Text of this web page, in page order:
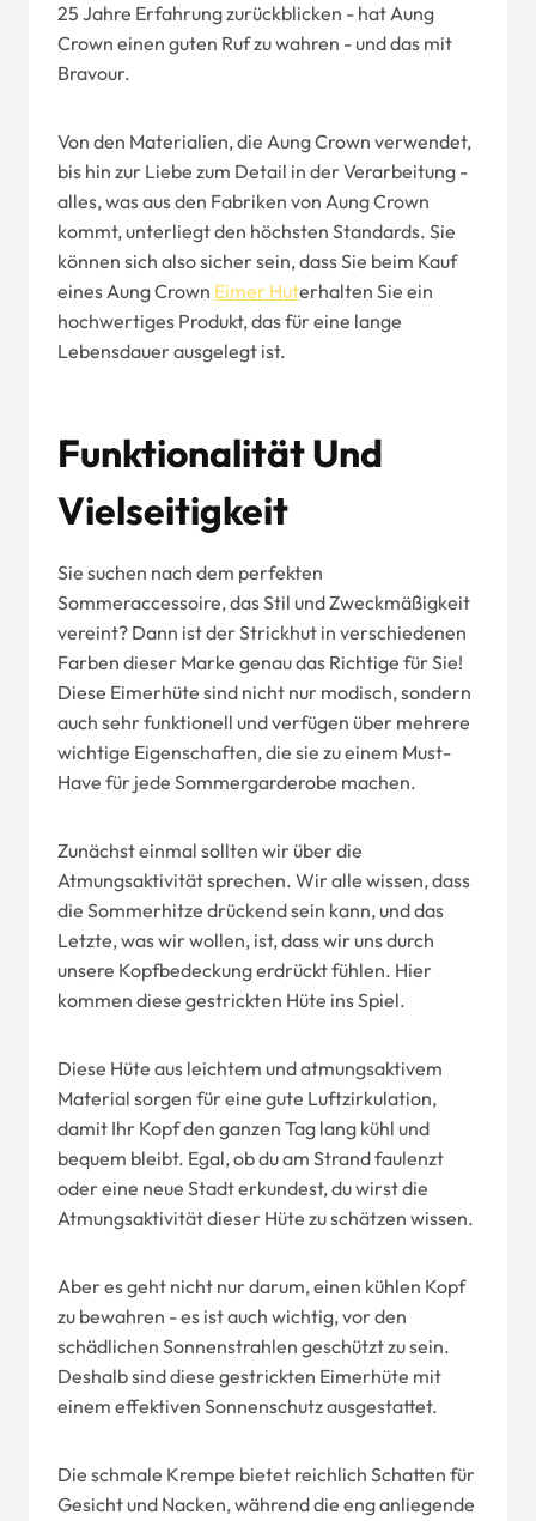
25 Jahre Erfahrung zurückblicken - hat Aung
Crown einen guten Ruf zu wahren - und das mit
Bravour.
Von den Materialien, die Aung Crown verwendet,
bis hin zur Liebe zum Detail in der Verarbeitung -
alles, was aus den Fabriken von Aung Crown
kommt, unterliegt den höchsten Standards. Sie
können sich also sicher sein, dass Sie beim Kauf
eines Aung Crown Eimer Huterhalten Sie ein
hochwertiges Produkt, das für eine lange
Lebensdauer ausgelegt ist.
Funktionalität Und
Vielseitigkeit
Sie suchen nach dem perfekten
Sommeraccessoire, das Stil und Zweckmäßigkeit
vereint? Dann ist der Strickhut in verschiedenen
Farben dieser Marke genau das Richtige für Sie!
Diese Eimerhüte sind nicht nur modisch, sondern
auch sehr funktionell und verfügen über mehrere
wichtige Eigenschaften, die sie zu einem Must-
Have für jede Sommergarderobe machen.
Zunächst einmal sollten wir über die
Atmungsaktivität sprechen. Wir alle wissen, dass
die Sommerhitze drückend sein kann, und das
Letzte, was wir wollen, ist, dass wir uns durch
unsere Kopfbedeckung erdrückt fühlen. Hier
kommen diese gestrickten Hüte ins Spiel.
Diese Hüte aus leichtem und atmungsaktivem
Material sorgen für eine gute Luftzirkulation,
damit Ihr Kopf den ganzen Tag lang kühl und
bequem bleibt. Egal, ob du am Strand faulenzt
oder eine neue Stadt erkundest, du wirst die
Atmungsaktivität dieser Hüte zu schätzen wissen.
Aber es geht nicht nur darum, einen kühlen Kopf
zu bewahren - es ist auch wichtig, vor den
schädlichen Sonnenstrahlen geschützt zu sein.
Deshalb sind diese gestrickten Eimerhüte mit
einem effektiven Sonnenschutz ausgestattet.
Die schmale Krempe bietet reichlich Schatten für
Gesicht und Nacken, während die eng anliegende